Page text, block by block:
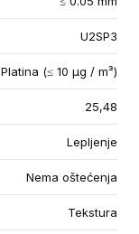
U2SP3
Platina (≤ 10 µg / m³)
25,48
Lepljenje
Nema oštećenja
Tekstura